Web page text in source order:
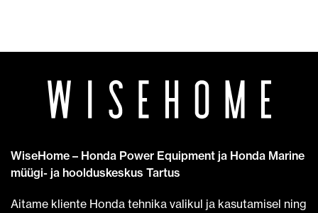
WiseHome – Honda Power Equipment ja Honda Marine
müügi- ja hoolduskeskus Tartus
Aitame kliente Honda tehnika valikul ja kasutamisel ning